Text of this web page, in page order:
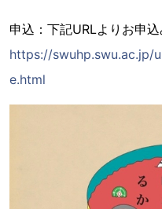
申込：下記URLよりお申
https://swuhp.swu.ac.jp/
e.html